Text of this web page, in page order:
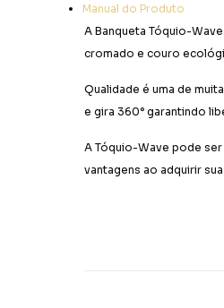
Manual do Produto
A Banqueta Tóquio-
cromado e couro
Qualidade é uma de
e gira 360° garantindo
A Tóquio-Wave pode ser
vantagens ao adquirir